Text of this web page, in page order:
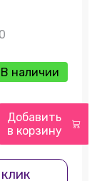
В наличии
Добавить
в корзину